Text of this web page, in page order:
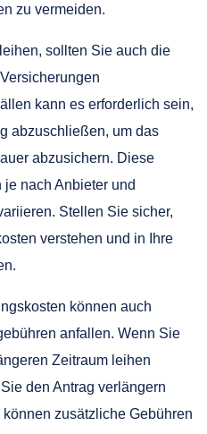
zu vermeiden.
sollten Sie auch die
kann es erforderlich sein,
abzuschließen, um das
abzusichern. Diese
nach Anbieter und
Stellen Sie sicher,
verstehen und in Ihre
können auch
anfallen. Wenn Sie
Zeitraum leihen
den Antrag verlängern
zusätzliche Gebühren